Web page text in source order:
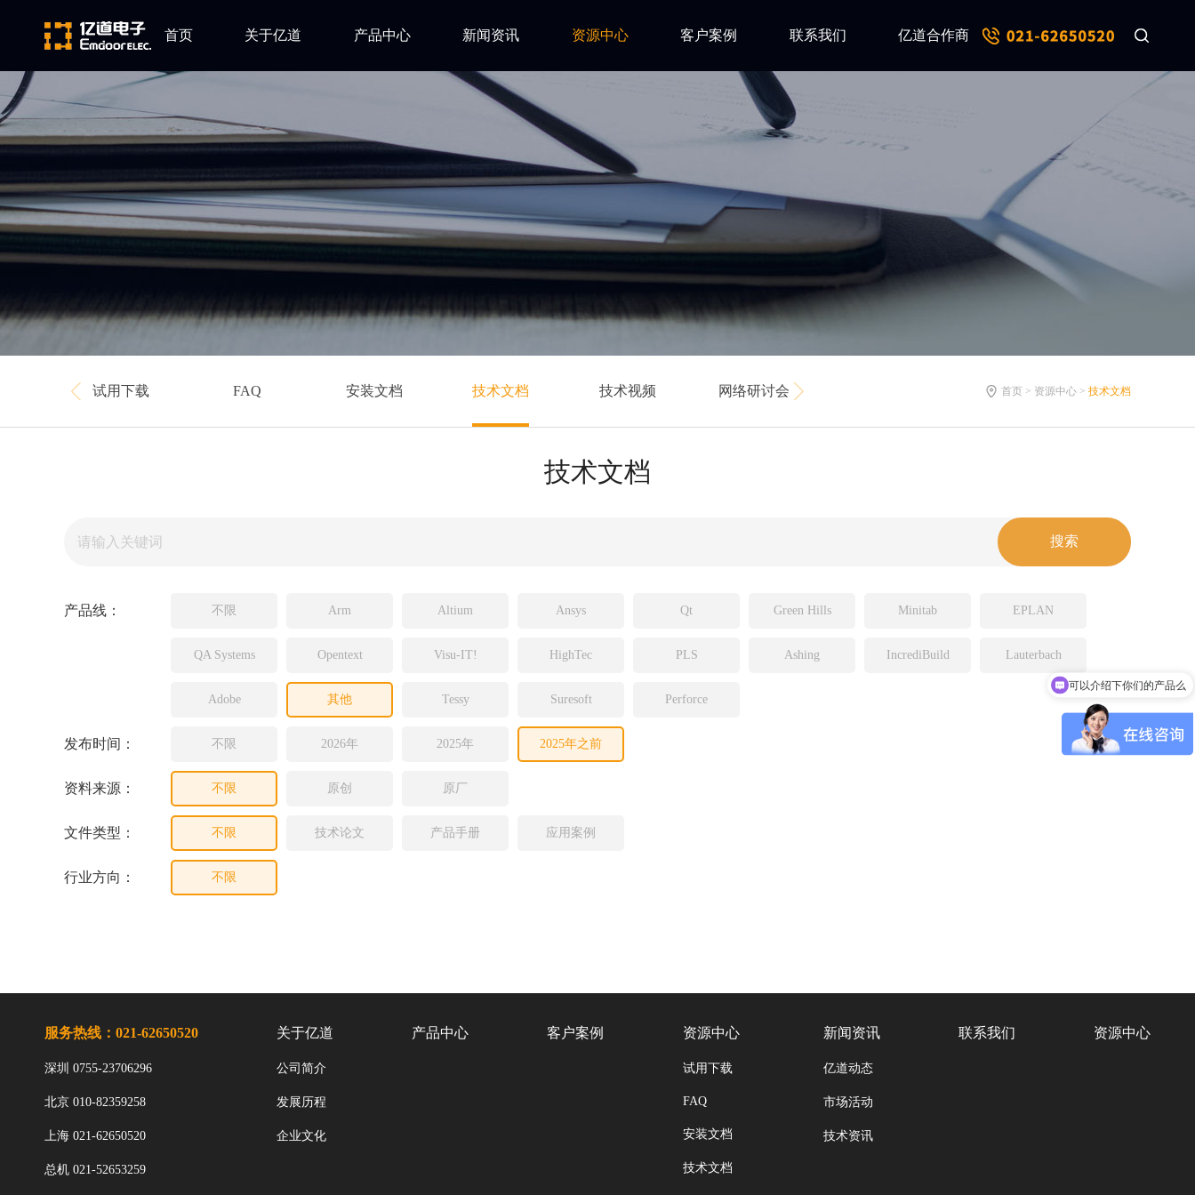
首页 关于亿道
企业文化
产品中心
Ansys
Qt
Green Hills
Minitab
Visu-IT
Source Insight
Incredibuild
新闻资讯
亿道动态
市场活动
资源中心
安装文档
技术文档
网络研讨会
客户案例 联系我们 亿道合作商
试用下载 FAQ 安装文档 技术文档 技术视频 网络研讨会 首页 > 资源中心 > 技术文档
技术文档
产品线： 不限 Arm Altium Ansys Qt Green Hills Minitab EPLAN
QA Systems Opentext Visu-IT! HighTec PLS Ashing IncrediBuild Lauterbach
Adobe 其他 Tessy Suresoft Perforce
发布时间： 不限 2026年 2025年 2025年之前
资料来源： 不限 原创 原厂
文件类型： 不限 技术论文 产品手册 应用案例
行业方向： 不限
服务热线：021-62650520
深圳 0755-23706296
北京 010-82359258
上海 021-62650520
总机 021-52653259
关于亿道
公司简介
发展历程
企业文化
产品中心 客户案例 资源中心
试用下载
FAQ
安装文档
技术文档
新闻资讯
亿道动态
市场活动
技术资讯
联系我们 资源中心
可以介绍下你们的产品么